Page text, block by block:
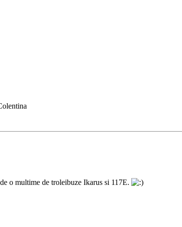
o multime de troleibuze Ikarus si 117E.